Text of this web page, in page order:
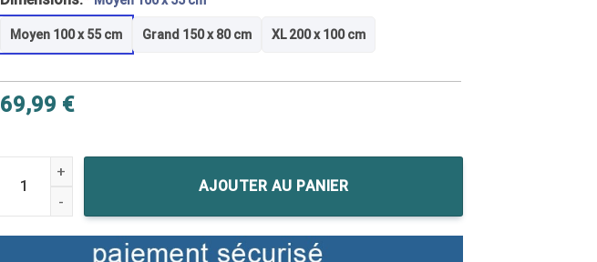
Moyen 100 x 55 cm Grand 150 x 80 cm XL 200 x 100 cm
69,99 €
quantité de Tableau Assassin's Creed III - Couple d'Assassins
AJOUTER AU PANIER